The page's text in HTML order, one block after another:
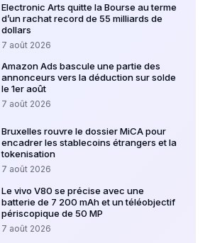
Electronic Arts quitte la Bourse au terme
d’un rachat record de 55 milliards de
dollars
7 août 2026
Amazon Ads bascule une partie des
annonceurs vers la déduction sur solde
le 1er août
7 août 2026
Bruxelles rouvre le dossier MiCA pour
encadrer les stablecoins étrangers et la
tokenisation
7 août 2026
Le vivo V80 se précise avec une
batterie de 7 200 mAh et un téléobjectif
périscopique de 50 MP
7 août 2026